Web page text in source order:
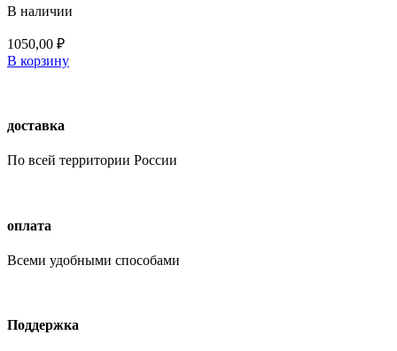
В наличии
1050,00 ₽
В корзину
доставка
По всей территории России
оплата
Всеми удобными способами
Поддержка